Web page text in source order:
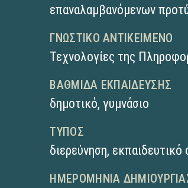
επαναλαμβανόμενων
ΓΝΩΣΤΙΚΌ ΑΝΤΙΚΕΊΜΕΝΟ
Τεχνολογίες της
ΒΑΘΜΊΔΑ ΕΚΠΑΊΔΕΥΣΗΣ
δημοτικό,γυμνάσιο
ΤΎΠΟΣ
διερεύνηση, εκπαιδευτικό
ΗΜΕΡΟΜΗΝΊΑ